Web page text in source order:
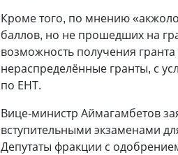
Кроме того, по мнению
баллов, но не прошедших на
возможность получения
нераспределённые гранты, с
по ЕНТ.
Вице-министр Аймагамбетов
вступительными экзаменами
Депутаты фракции с